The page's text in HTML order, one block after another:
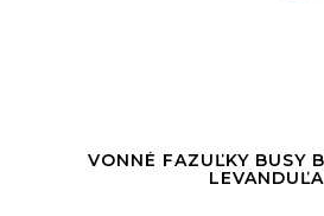
VONNÉ FAZUĽKY BUSY
LEVANDUĽA